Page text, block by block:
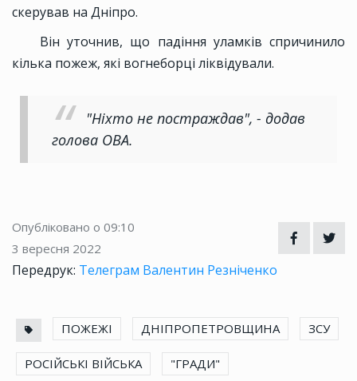
скерував на Дніпро.
Він уточнив, що падіння уламків спричинило
кілька пожеж, які вогнеборці ліквідували.
"Ніхто не постраждав", - додав
голова ОВА.
Опубліковано о 09:10
3 вересня 2022
Передрук: Телеграм Валентин Резніченко
ПОЖЕЖІ ДНІПРОПЕТРОВЩИНА ЗСУ
РОСІЙСЬКІ ВІЙСЬКА "ГРАДИ"